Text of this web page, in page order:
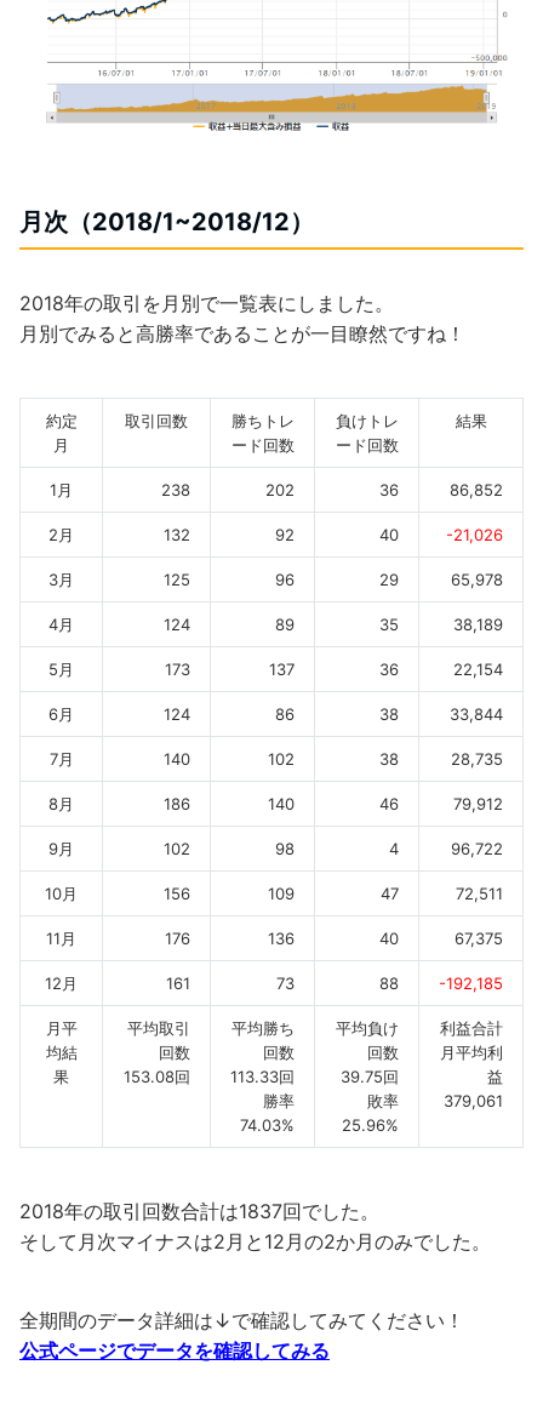
月次（2018/1~2018/12）
2018年の取引を月別で一覧表にしました。
月別でみると高勝率であることが一目瞭然ですね！
約定
月
取引回数
勝ちトレ
ード回数
負けトレ
ード回数
結果
1月 238 202 36 86,852
2月 132 92 40 -21,026
3月 125 96 29 65,978
4月 124 89 35 38,189
5月 173 137 36 22,154
6月 124 86 38 33,844
7月 140 102 38 28,735
8月 186 140 46 79,912
9月 102 98 4 96,722
10月 156 109 47 72,511
11月 176 136 40 67,375
12月 161 73 88 -192,185
月平
均結
果
平均取引
回数
153.08回
平均勝ち
回数
113.33回
勝率
74.03%
平均負け
回数
39.75回
敗率
25.96%
利益合計
月平均利
益
379,061
2018年の取引回数合計は1837回でした。
そして月次マイナスは2月と12月の2か月のみでした。
全期間のデータ詳細は↓で確認してみてください！
公式ページでデータを確認してみる